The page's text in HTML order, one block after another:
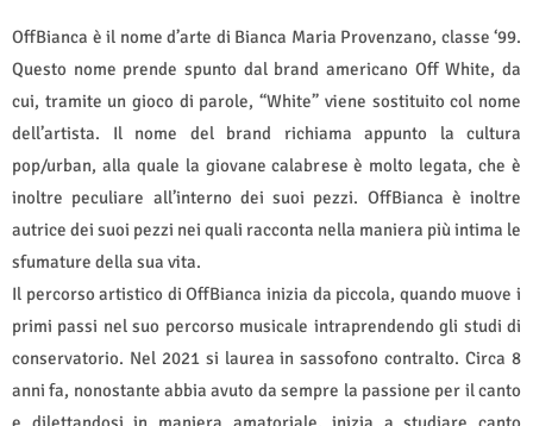
OffBianca è il nome d’arte di Bianca Maria Provenzano, classe ‘99.
Questo nome prende spunto dal brand americano Off White, da
cui, tramite un gioco di parole, “White” viene sostituito col nome
dell’artista. Il nome del brand richiama appunto la cultura
pop/urban, alla quale la giovane calabrese è molto legata, che è
inoltre peculiare all’interno dei suoi pezzi. OffBianca è inoltre
autrice dei suoi pezzi nei quali racconta nella maniera più intima le
sfumature della sua vita.
Il percorso artistico di OffBianca inizia da piccola, quando muove i
primi passi nel suo percorso musicale intraprendendo gli studi di
conservatorio. Nel 2021 si laurea in sassofono contralto. Circa 8
anni fa, nonostante abbia avuto da sempre la passione per il canto